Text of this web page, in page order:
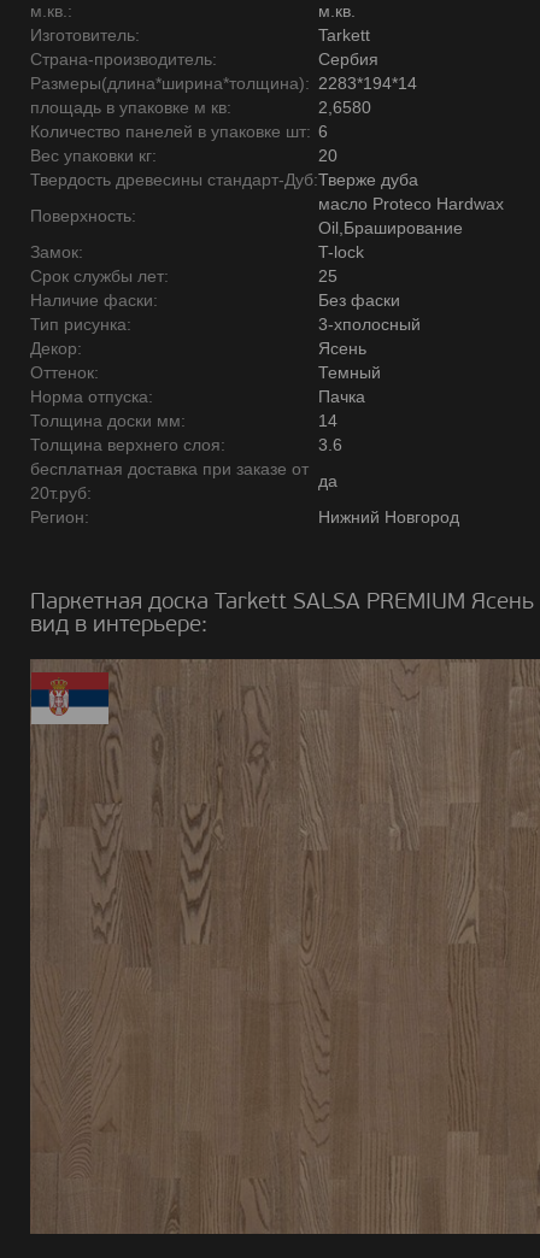
м.кв.:
м.кв.
Изготовитель:
Tarkett
Страна-производитель:
Сербия
Размеры(длина*ширина*толщина): 2283*194*14
площадь в упаковке м кв:
2,6580
Количество панелей в упаковке шт: 6
Вес упаковки кг:
20
Твердость древесины стандарт-Дуб:Тверже дуба
Поверхность:
масло Proteco Hardwax
Oil,Браширование
Замок:
T-lock
Срок службы лет:
25
Наличие фаски:
Без фаски
Тип рисунка:
3-хполосный
Декор:
Ясень
Оттенок:
Темный
Норма отпуска:
Пачка
Толщина доски мм:
14
Толщина верхнего слоя:
3.6
бесплатная доставка при заказе от
20т.руб:
да
Регион:
Нижний Новгород
Паркетная доска Tarkett SALSA PREMIUM
вид в интерьере: